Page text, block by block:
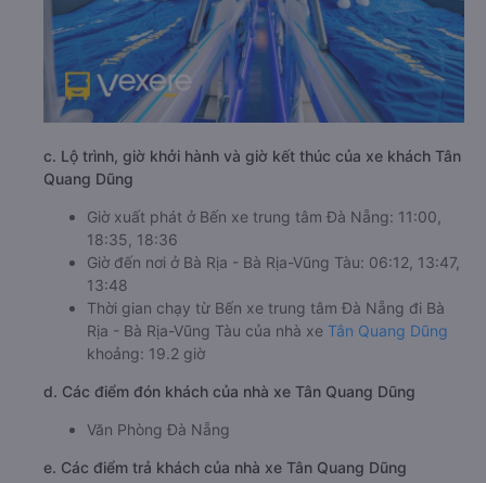
c. Lộ trình, giờ khởi hành và giờ kết thúc của xe khách Tân
Quang Dũng
Giờ xuất phát ở Bến xe trung tâm Đà Nẵng: 11:00,
18:35, 18:36
Giờ đến nơi ở Bà Rịa - Bà Rịa-Vũng Tàu: 06:12, 13:47,
13:48
Thời gian chạy từ Bến xe trung tâm Đà Nẵng đi Bà
Rịa - Bà Rịa-Vũng Tàu của nhà xe Tân Quang Dũng
khoảng: 19.2 giờ
d. Các điểm đón khách của nhà xe Tân Quang Dũng
Văn Phòng Đà Nẵng
e. Các điểm trả khách của nhà xe Tân Quang Dũng